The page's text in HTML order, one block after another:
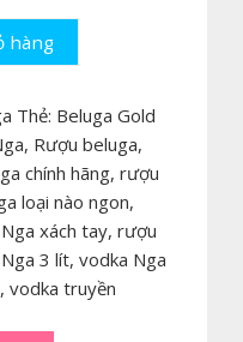
hàng
Thẻ: Beluga Gold
, Rượu beluga,
chính hãng, rượu
loại nào ngon,
xách tay, rượu
3 lít, vodka Nga
, vodka truyền